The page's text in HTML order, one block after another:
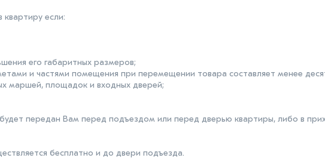
если:
его габаритных размеров;
и частями помещения при перемещении товара составляет менее
маршей, площадок и входных дверей;
передан Вам перед подъездом или перед дверью квартиры, либо в
бесплатно и до двери подъезда.